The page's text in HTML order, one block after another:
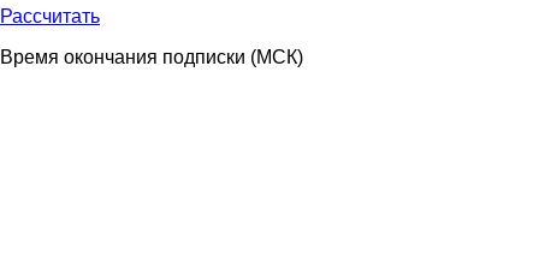
Рассчитать
Время окончания подписки (МСК)